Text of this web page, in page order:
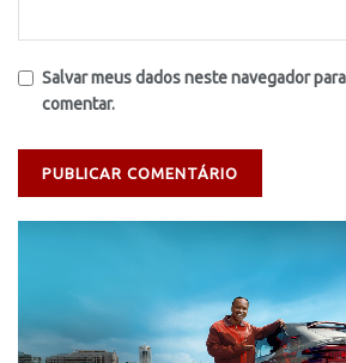
Salvar meus dados neste navegador
comentar.